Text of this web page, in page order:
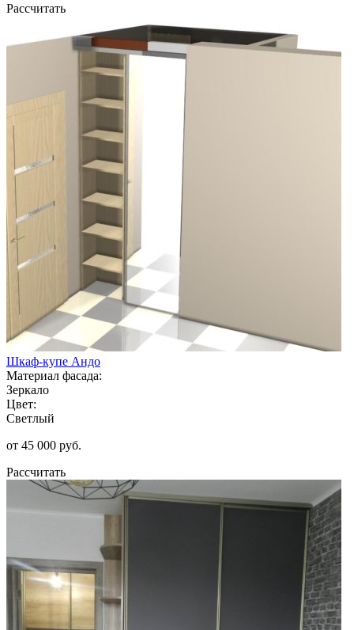
Рассчитать
Шкаф-купе Андо
Материал фасада:
Зеркало
Цвет:
Светлый
от 45 000 руб.
Рассчитать